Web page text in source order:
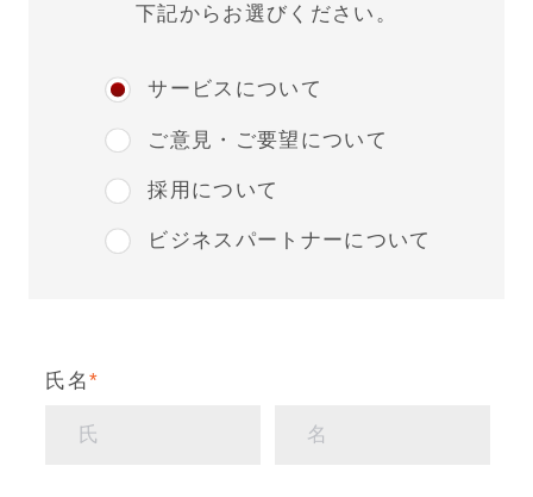
下記からお選びください。
サービスについて
ご意見・ご要望について
採用について
ビジネスパートナーについて
氏名*